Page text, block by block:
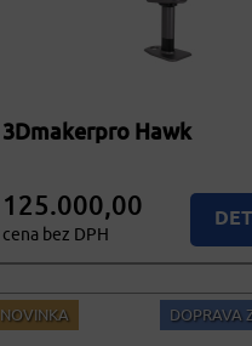
3Dmakerpro Hawk
125.000,00
cena bez DPH
NOVINKA DOPRAVA